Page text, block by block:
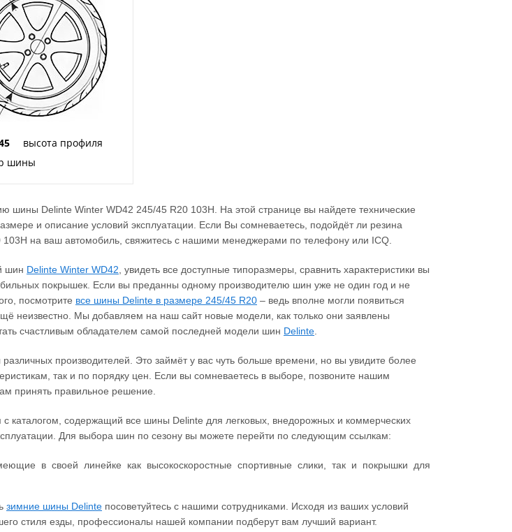
высота профиля
шины
шины Delinte Winter WD42 245/45 R20 103H. На этой странице вы найдете технические
и описание условий эксплуатации. Если Вы сомневаетесь, подойдёт ли резина
103H на ваш автомобиль, свяжитесь с нашими менеджерами по телефону или ICQ.
шин Delinte Winter WD42 , увидеть все доступные типоразмеры, сравнить характеристики вы
покрышек. Если вы преданны одному производителю шин уже не один год и не
посмотрите все шины Delinte в размере 245/45 R20 – ведь вполне могли появиться
неизвестно. Мы добавляем на наш сайт новые модели, как только они заявлены
счастливым обладателем самой последней модели шин Delinte
производителей. Это займёт у вас чуть больше времени, но вы увидите более
так и по порядку цен. Если вы сомневаетесь в выборе, позвоните нашим
принять правильное решение.
с каталогом, содержащий все шины Delinte для легковых, внедорожных и коммерческих
Для выбора шин по сезону вы можете перейти по следующим ссылкам:
в своей линейке как высокоскоростные спортивные слики, так и покрышки для
зимние шины Delinte посоветуйтесь с нашими сотрудниками. Исходя из ваших условий
стиля езды, профессионалы нашей компании подберут вам лучший вариант.